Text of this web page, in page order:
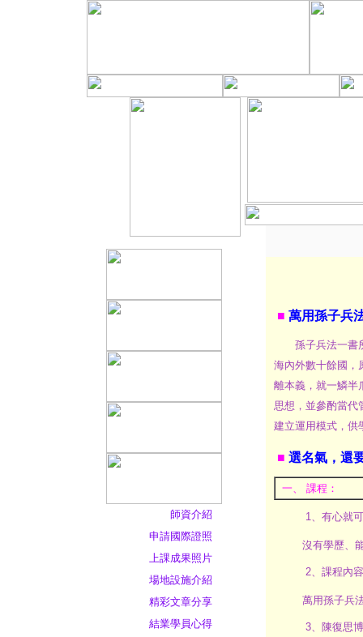
師資介紹
申請國際證照
上課成果照片
場地設施介紹
精彩文章分享
結業學員心得
■ 萬用孫子兵
孫子兵法一書所
海內外數十餘國，
離本義，就一鱗半
思想，並參酌當代
建立運用模式，供
■ 選名氣，還
一、 課程：
1、有心就
沒有學歷、
2、課程內
萬用孫子兵
3、陳復思